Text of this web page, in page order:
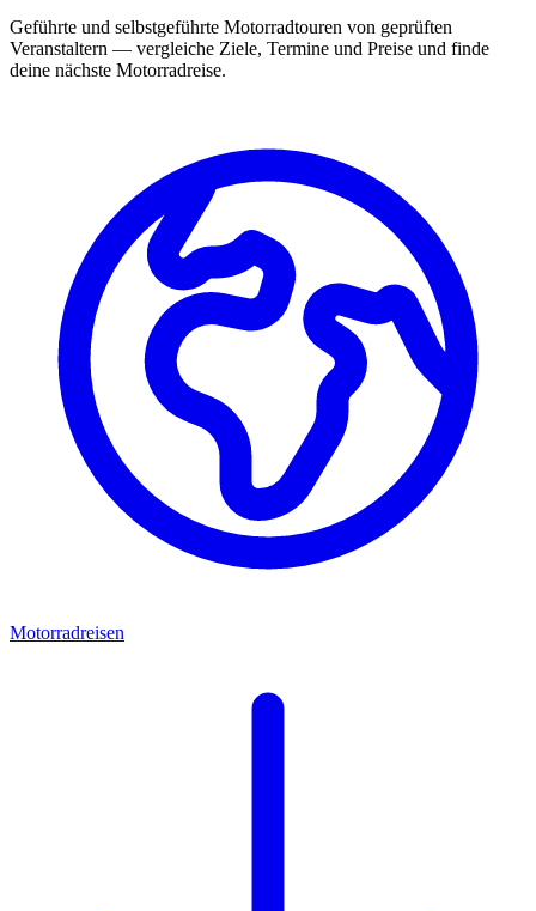
Geführte und selbstgeführte Motorradtouren von geprüften
Veranstaltern — vergleiche Ziele, Termine und Preise und finde
deine nächste Motorradreise.
Motorradreisen